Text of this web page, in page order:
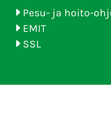
Pesu- ja hoito-
EMIT
SSL